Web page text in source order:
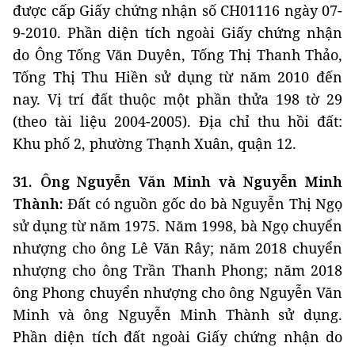
được cấp Giấy chứng nhận số CH01116 ngày 07-
9-2010. Phần diện tích ngoài Giấy chứng nhận
do Ông Tống Văn Duyên, Tống Thị Thanh Thảo,
Tống Thị Thu Hiền sử dụng từ năm 2010 đến
nay. Vị trí đất thuộc một phần thửa 198 tờ 29
(theo tài liệu 2004-2005). Địa chỉ thu hồi đất:
Khu phố 2, phường Thạnh Xuân, quận 12.
31. Ông Nguyễn Văn Minh và Nguyễn Minh
Thành: Đất có nguồn gốc do bà Nguyễn Thị Ngọ
sử dụng từ năm 1975. Năm 1998, bà Ngọ chuyển
nhượng cho ông Lê Văn Rây; năm 2018 chuyển
nhượng cho ông Trần Thanh Phong; năm 2018
ông Phong chuyển nhượng cho ông Nguyễn Văn
Minh và ông Nguyễn Minh Thành sử dụng.
Phần diện tích đất ngoài Giấy chứng nhận do